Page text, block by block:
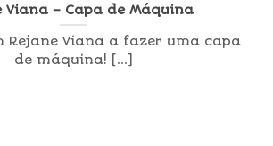
Viana – Capa de Máquina
Rejane Viana a fazer uma capa
de máquina! [...]